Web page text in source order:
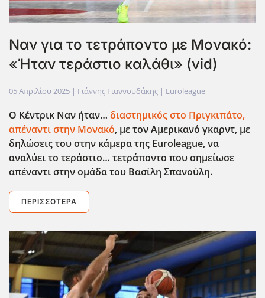
Ναν για το τετράποντο με Μονακό:
«Ήταν τεράστιο καλάθι» (vid)
05 Απριλίου 2025 | Γιάννης Γιαννουδάκης | Euroleague
Ο Κέντρικ Ναν ήταν… διαστημικός στο Πριγκιπάτο,
απέναντι στην Μονακό, με τον Αμερικανό γκαρντ, με
δηλώσεις του στην κάμερα της Euroleague, να
αναλύει το τεράστιο… τετράποντο που σημείωσε
απέναντι στην ομάδα του Βασίλη Σπανούλη.
ΠΕΡΙΣΣΌΤΕΡΑ